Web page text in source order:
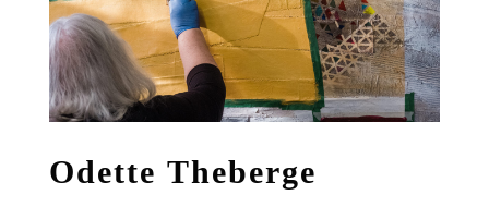
Odette Theberge